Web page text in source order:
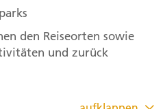
den Reiseorten sowie
und zurück